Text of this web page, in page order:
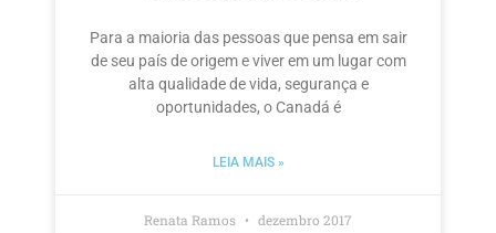
Para a maioria das pessoas que pensa em sair
de seu país de origem e viver em um lugar com
alta qualidade de vida, segurança e
oportunidades, o Canadá é
LEIA MAIS »
Renata Ramos dezembro 2017